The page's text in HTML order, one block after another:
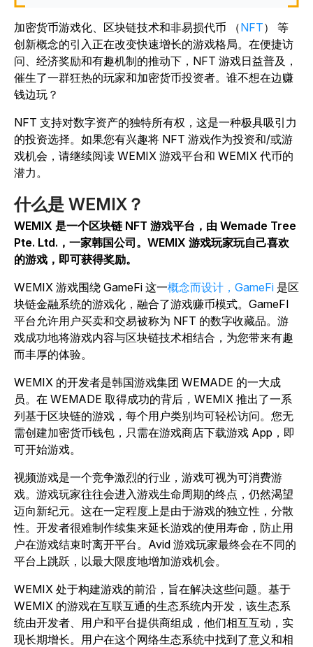
加密货币游戏化、区块链技术和非易损代币 （NFT） 等
创新概念的引入正在改变快速增长的游戏格局。在便捷访
问、经济奖励和有趣机制的推动下，NFT 游戏日益普及，
催生了一群狂热的玩家和加密货币投资者。谁不想在边赚
钱边玩？
NFT 支持对数字资产的独特所有权，这是一种极具吸引力
的投资选择。如果您有兴趣将 NFT 游戏作为投资和/或游
戏机会，请继续阅读 WEMIX 游戏平台和 WEMIX 代币的
潜力。
什么是 WEMIX？
WEMIX 是一个区块链 NFT 游戏平台，由 Wemade Tree
Pte. Ltd.，一家韩国公司。WEMIX 游戏玩家玩自己喜欢
的游戏，即可获得奖励。
WEMIX 游戏围绕 GameFi 这一概念而设计，GameFi 是区
块链金融系统的游戏化，融合了游戏赚币模式。GameFI
平台允许用户买卖和交易被称为 NFT 的数字收藏品。游
戏成功地将游戏内容与区块链技术相结合，为您带来有趣
而丰厚的体验。
WEMIX 的开发者是韩国游戏集团 WEMADE 的一大成
员。在 WEMADE 取得成功的背后 ， WEMIX 推出了一系
列基于区块链的游戏，每个用户类别均可轻松访问。您无
需创建加密货币钱包，只需在游戏商店下载游戏 App，即
可开始游戏。
视频游戏是一个竞争激烈的行业，游戏可视为可消费游
戏。游戏玩家往往会进入游戏生命周期的终点，仍然渴望
迈向新纪元。这在一定程度上是由于游戏的独立性，分散
性。开发者很难制作续集来延长游戏的使用寿命，防止用
户在游戏结束时离开平台。Avid 游戏玩家最终会在不同的
平台上跳跃，以最大限度地增加游戏机会。
WEMIX 处于构建游戏的前沿，旨在解决这些问题。基于
WEMIX 的游戏在互联互通的生态系统内开发，该生态系
统由开发者、用户和平台提供商组成，他们相互互动，实
现长期增长。用户在这个网络生态系统中找到了意义和相